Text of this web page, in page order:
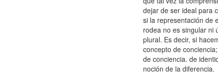
dejar de ser ideal para
si la representación de
rodea no es singular ni
plural. Es decir, si
concepto de
de conciencia. de
noción de la diferencia.